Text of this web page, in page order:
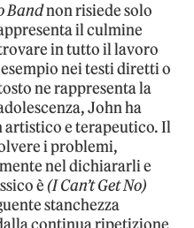
Bandnon risiede solo
il culmine
in tutto il lavoro
nei testi diretti o
ne rappresenta la
John ha
artistico e terapeutico. Il
i problemi,
nel dichiararli e
è(I Can’t Get No)
stanchezza